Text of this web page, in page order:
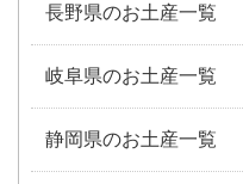
長野県のお土産一覧
岐阜県のお土産一覧
静岡県のお土産一覧